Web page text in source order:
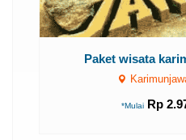
Paket wisata
*Mulai Rp